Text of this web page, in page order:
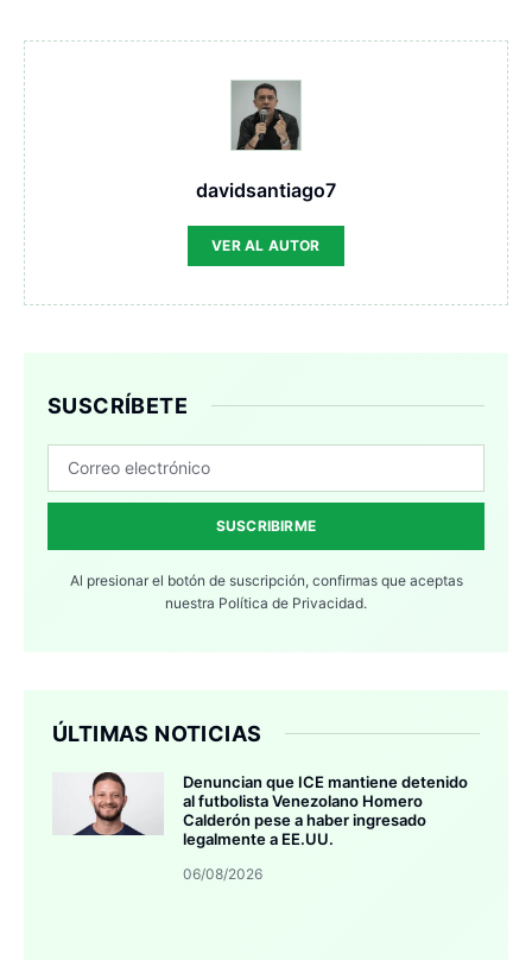
davidsantiago7
VER AL AUTOR
SUSCRÍBETE
SUSCRIBIRME
Al presionar el botón de suscripción, confirmas que aceptas
nuestra Política de Privacidad.
ÚLTIMAS NOTICIAS
Denuncian que ICE mantiene detenido
al futbolista Venezolano Homero
Calderón pese a haber ingresado
legalmente a EE.UU.
06/08/2026